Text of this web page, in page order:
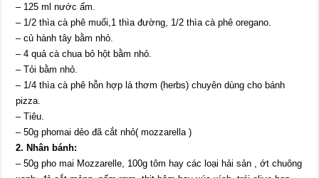
– 125 ml nước ấm.
– 1/2 thìa cà phê muối,1 thìa đường, 1/2 thìa cà phê oregano.
– củ hành tây bằm nhỏ.
– 4 quả cà chua bỏ hột bằm nhỏ.
– Tỏi bằm nhỏ.
– 1/4 thìa cà phê hỗn hợp lá thơm (herbs) chuyên dùng cho bánh
pizza.
– Tiêu.
– 50g phomai dẻo đã cắt nhỏ( mozzarella )
2. Nhân bánh:
– 50g pho mai Mozzarelle, 100g tôm hay các loại hải sản , ớt chuông